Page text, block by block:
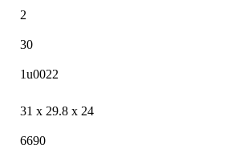
2
30
1u0022
31 x 29.8 x 24
6690